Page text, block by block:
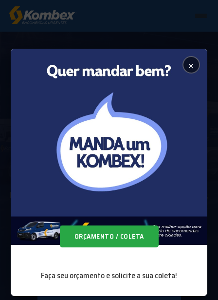
×
ORÇAMENTO / COLETA
Faça seu orçamento e solicite a sua coleta!
CADASTRO PARA
USO DA API
Preencha os dados da sua empresa. Após análise interna,
próximos passos.